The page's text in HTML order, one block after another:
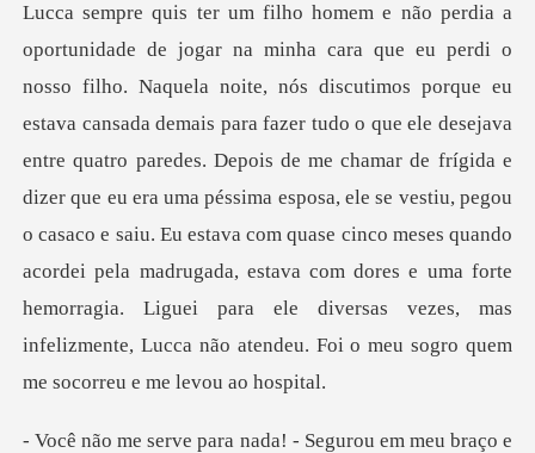
Loja
Histórico
Sair
Baixar App
udo o que ele desejava
entre quatro paredes. Depois de me chamar de frígida e
dizer que eu era uma péssima esposa, ele se vestiu, pegou
o casaco e saiu. Eu estava com quase cinco meses quand